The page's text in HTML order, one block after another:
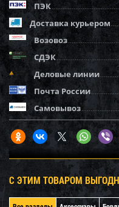
ПЭК
Доставка курьером
Возовоз
СДЭК
Деловые линии
Почта России
Самовывоз
С ЭТИМ ТОВАРОМ